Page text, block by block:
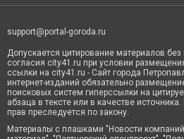
support@portal-goroda.ru
Допускается цитирование материалов
согласия city41.ru при условии
ссылки на city41.ru - Сайт города
интернет-изданий обязательно
поисковых систем гиперссылки на
абзаца в тексте или в качестве
прав преследуется по закону.
Материалы с плашками "Новости